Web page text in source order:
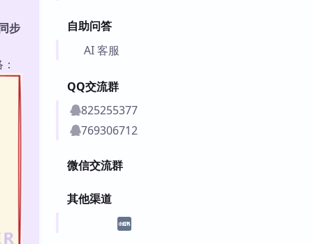
自助问答
AI 客服
QQ交流群
825255377
769306712
微信交流群
其他渠道
步